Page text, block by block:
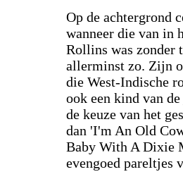
Op de achtergrond
wanneer die van in
Rollins was zonder
allerminst zo. Zijn
die West-Indische
ook een kind van
de keuze van het
dan 'I'm An Old
Baby With A Dixie
evengoed pareltjes